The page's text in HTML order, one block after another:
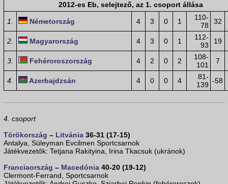
2012-es Eb, selejtező, az 1. csoport állása
1. Németország 4 3 0 1
110-
78
32
2. Magyarország 4 3 0 1
112-
93
19
3. Fehéroroszország 4 2 0 2
108-
101
7
4. Azerbajdzsán 4 0 0 4
81-
139 -58
4. csoport
Törökország – Litvánia 36-31 (17-15)
Antalya, Süleyman Evcilmen Sportcsarnok
Játékvezetők: Tetjana Rakityina, Irina Tkacsuk (ukránok)
Franciaország – Macedónia 40-20 (19-12)
Clermont-Ferrand, Sportcsarnok